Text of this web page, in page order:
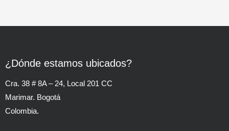
¿Dónde estamos ubicados?
Cra. 38 # 8A – 24, Local 201 CC
Marimar. Bogotá
Colombia.